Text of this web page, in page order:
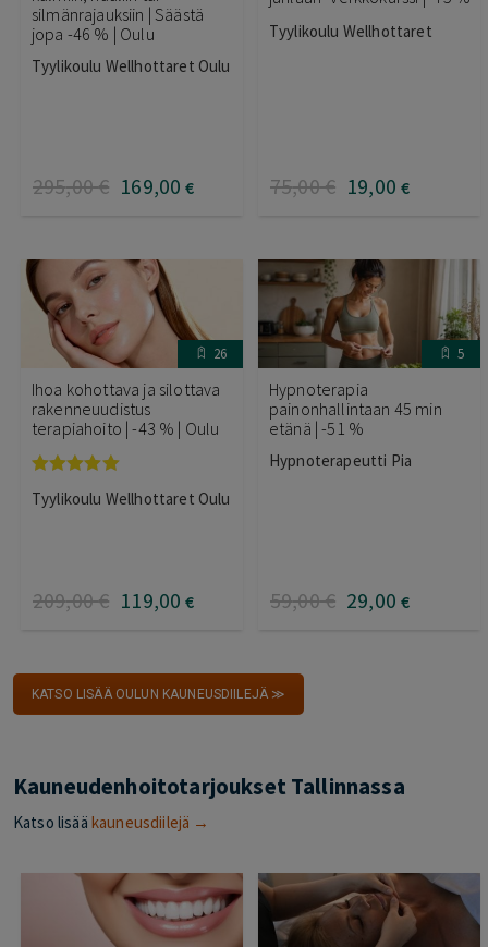
silmänrajauksiin | Säästä
jopa -46 % | Oulu
Tyylikoulu Wellhottaret Oulu
295,00€ 169,00 €
Tyylikoulu Wellhottaret
75,00€ 19,00 €
26
Ihoa kohottava ja silottava
rakenneuudistus
terapiahoito | -43 % | Oulu
tuotteesta:
Tyylikoulu Wellhottaret Oulu
209,00€ 119,00 €
5
Hypnoterapia
painonhallintaan 45 min
etänä | -51 %
Hypnoterapeutti Pia
59,00€ 29,00 €
KATSO LISÄÄ OULUN KAUNEUSDIILEJÄ ≫
Kauneudenhoitotarjoukset Tallinnassa
Katso lisää kauneusdiilejä →